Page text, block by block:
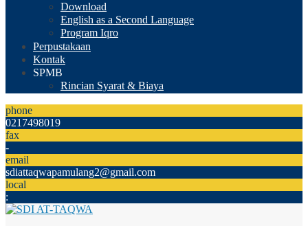
Download
English as a Second Language
Program Iqro
Perpustakaan
Kontak
SPMB
Rincian Syarat & Biaya
phone
0217498019
fax
-
email
sdiattaqwapamulang2@gmail.com
local
: